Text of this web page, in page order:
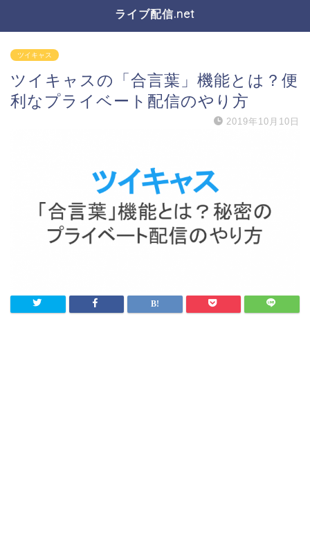
ライブ配信.net
ツイキャス
ツイキャスの「合言葉」機能とは？便
利なプライベート配信のやり方
2019年10月10日